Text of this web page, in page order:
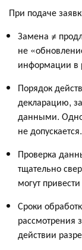
При подаче
Замена ≠
не
информации в
Порядок
декларацию,
данными.
не допускается.
Проверка
тщательно
могут
Сроки
рассмотрения
действии